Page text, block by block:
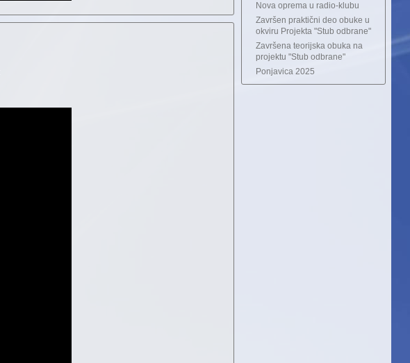
Nova oprema u radio-klubu
Završen praktični deo obuke u
okviru Projekta "Stub odbrane"
Završena teorijska obuka na
projektu "Stub odbrane"
Ponjavica 2025